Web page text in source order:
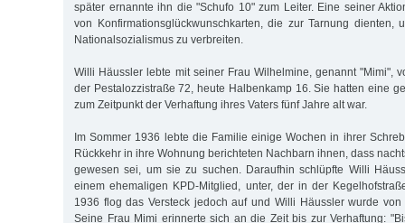
später er­nannte ihn die "Schufo 10" zum Leiter. Eine seiner
von Kon­fir­ma­tions­glückwunschkarten, die zur Tarnung dienten,
Natio­nalso­zia­lismus zu verbreiten.
Willi Häussler lebte mit seiner Frau Wilhelmine, genannt "Mimi",
der Pestalozzistraße 72, heute Halbenkamp 16. Sie hatten eine
zum Zeitpunkt der Verhaftung ihres Vaters fünf Jahre alt war.
Im Sommer 1936 lebte die Familie einige Wochen in ihrer
Rück­kehr in ihre Woh­nung berichteten Nachbarn ihnen, dass
gewesen sei, um sie zu suchen. Da­raufhin schlüpfte Willi
einem ehemaligen KPD-Mitglied, unter, der in der
1936 flog das Versteck jedoch auf und Willi Häussler wurde von
Seine Frau Mimi erinnerte sich an die Zeit bis zur Ver­haf­tung: